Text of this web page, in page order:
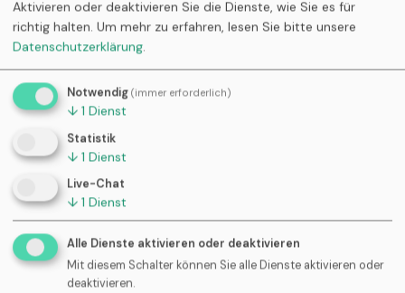
Summe Einsätze 170 € →131 € werden über den
Entlastungsbetrag gedeckt,
zeitlich aufteilen.
Beispiel 3 – Mit Übertrag
Startguthaben 60 € + 131 € = 191 € → Einsätze 180 €
→Rest: 11 €. Hinweis im Planer: Restbeträge aus dem
Vorjahr üblicherweise bis 30.06. nutzbar.
Der Entlastungsbetrag-Planer läuft clientseitig, ist
kostenlos und speichert keine Daten. Ideal zur Termin-
und Budgetplanung – zu Hause oder im
Aktivieren oder deaktivieren Sie die Dienste, wie Sie es für
richtig halten. Um mehr zu erfahren, lesen Sie bitte unsere
Datenschutzerklärung.
Notwendig (immer erforderlich)
↓ 1 Dienst
Statistik
↓ 1 Dienst
Live-Chat
↓ 1 Dienst
Alle Dienste aktivieren oder deaktivieren
Mit diesem Schalter können Sie alle Dienste aktivieren oder
deaktivieren.